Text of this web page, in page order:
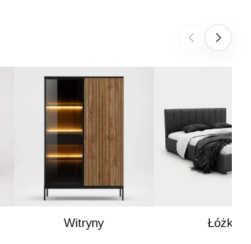
Witryny Łóżka